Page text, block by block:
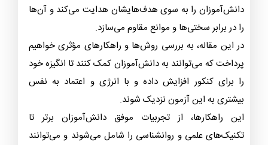
دانش‌آموزان را به سوی هدف‌هایشان هدایت می‌کند و آن‌ها
را در برابر سختی‌ها و موانع مقاوم می‌سازد.
در این مقاله، به بررسی روش‌ها و راهکارهای مؤثری خواهیم
پرداخت که می‌توانند به دانش‌آموزان کمک کنند تا انگیزه خود
را برای کنکور افزایش داده و با انرژی و اعتماد به نفس
بیشتری به این آزمون نزدیک شوند.
این راهکارها، از تجربیات موفق دانش‌آموزان برتر تا
تکنیک‌های علمی و روانشناسی را شامل می‌شوند و می‌توانند